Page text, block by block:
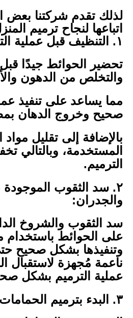
لذلك تقدم شركتنا بعض
اتباعها لنجاح ترميم
١. التنظيف قبل عملية الترميم:
تحضير الحوائط جيدًا قبل
والتخلص من الدهون
مما يساعد على تنفيذ
صحيح وخروج الدهان
بالإضافة إلى تقليل مواد
المستخدمة، وبالتالي
الترميم.
٢. سد الثقوب الموجودة
والجدران:
سد الثقوب والشروخ
على الحوائط باستخدام
وتنفيذها بشكل صحيح
ناعمة مُجهزة لاستقبال
عملية الترميم بشكل
٣. البدء بترميم الحمامات: